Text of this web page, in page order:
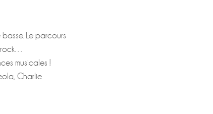
Le parcours
rock…
musicales !
Charlie